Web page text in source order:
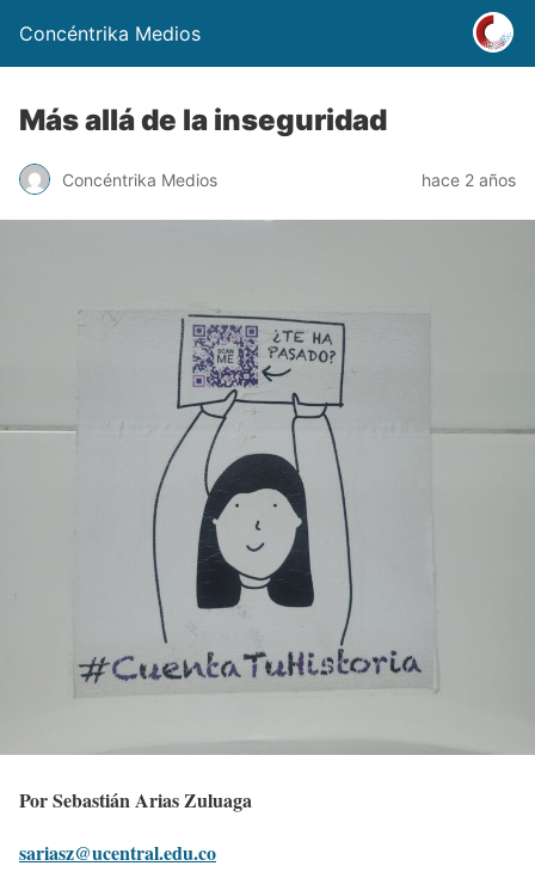
Concéntrika Medios
Más allá de la inseguridad
Concéntrika Medios hace 2 años
Por Sebastián Arias Zuluaga
sariasz@ucentral.edu.co